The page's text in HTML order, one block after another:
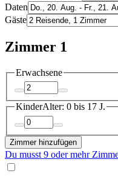
Daten
Gäste
Zimmer 1
Erwachsene
KinderAlter: 0 bis 17 J.
Zimmer hinzufügen
Du musst 9 oder mehr